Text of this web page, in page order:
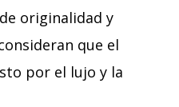
originalidad y
que el
por el lujo y la